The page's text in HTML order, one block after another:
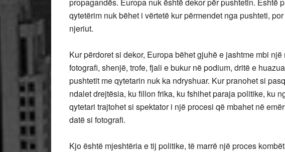
qytetërim nuk bëhet i vërtetë kur përmendet nga pushteti,
njeriut.
Kur përdoret si dekor, Europa bëhet gjuhë e jashtme mbi
fotografi, shenjë, trofe, fjali e bukur në podium, dritë e
pushtetit me qytetarin nuk ka ndryshuar. Kur pranohet si
ndalet drejtësia, ku fillon frika, ku fshihet paraja politike, ku
qytetari trajtohet si spektator i një procesi që mbahet në
datë si fotografi.
Kjo është mjeshtëria e tij politike, të marrë një proces